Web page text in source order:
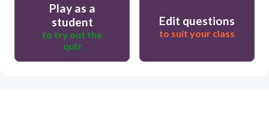
Play as a
student
to try out the
quiz
Edit questions
to suit your class